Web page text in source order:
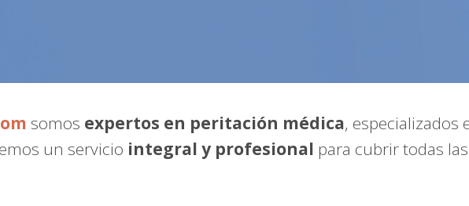
somos expertos en peritación médica, especializados
un servicio integral y profesional para cubrir todas